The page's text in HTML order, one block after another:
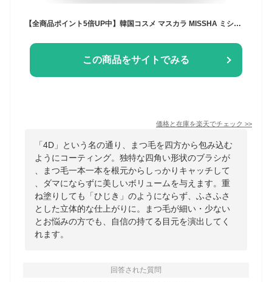
この商品をサイトでみる
価格と在庫を楽天でチェック >>
「4D」という名の通り、まつ毛を四方から包み込む
ようにコーティング。独特な四角い形状のブラシが
、まつ毛一本一本を根元からしっかりキャッチして
、ダマにならずに美しいボリュームを与えます。​重
ね塗りしても「ひじき」のようにならず、ふさふさ
とした立体的な仕上がりに。まつ毛が細い・少ない
とお悩みの方でも、自信の持てる目元を演出してく
れます。
回答された質問